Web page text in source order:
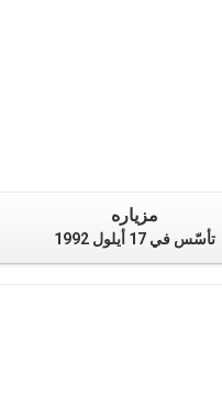
مزياره
تأسّس في 17 أيلول 1992